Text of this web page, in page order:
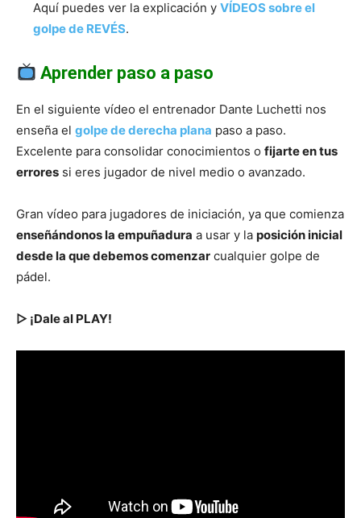
Aquí puedes ver la explicación y VÍDEOS sobre el
golpe de REVÉS.
Aprender paso a paso
En el siguiente vídeo el entrenador Dante Luchetti nos
enseña el golpe de derecha plana paso a paso.
Excelente para consolidar conocimientos o fijarte en tus
errores si eres jugador de nivel medio o avanzado.
Gran vídeo para jugadores de iniciación, ya que comienza
enseñándonos la empuñadura a usar y la posición inicial
desde la que debemos comenzar cualquier golpe de
pádel.
▷ ¡Dale al PLAY!